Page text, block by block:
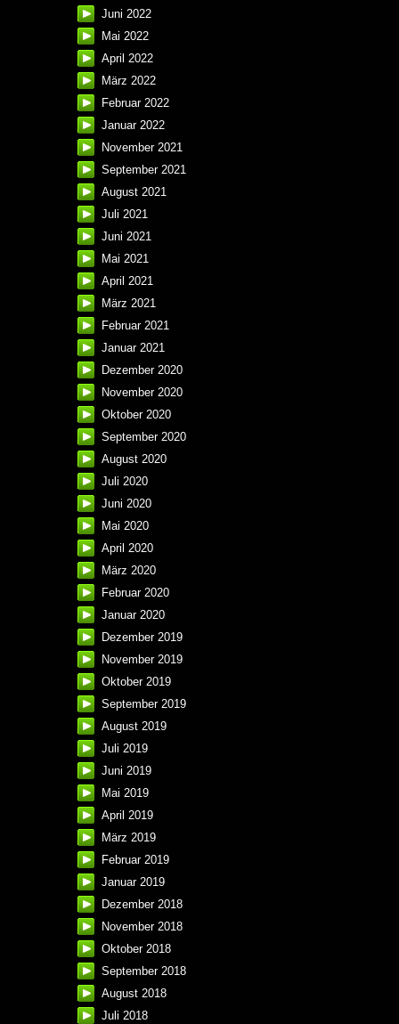
Juni 2022
Mai 2022
April 2022
März 2022
Februar 2022
Januar 2022
November 2021
September 2021
August 2021
Juli 2021
Juni 2021
Mai 2021
April 2021
März 2021
Februar 2021
Januar 2021
Dezember 2020
November 2020
Oktober 2020
September 2020
August 2020
Juli 2020
Juni 2020
Mai 2020
April 2020
März 2020
Februar 2020
Januar 2020
Dezember 2019
November 2019
Oktober 2019
September 2019
August 2019
Juli 2019
Juni 2019
Mai 2019
April 2019
März 2019
Februar 2019
Januar 2019
Dezember 2018
November 2018
Oktober 2018
September 2018
August 2018
Juli 2018